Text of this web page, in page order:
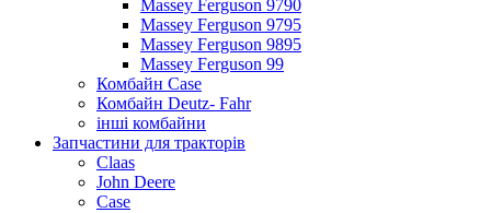
Massey Ferguson 9790
Massey Ferguson 9795
Massey Ferguson 9895
Massey Ferguson 99
Комбайн Case
Комбайн Deutz- Fahr
інші комбайни
Запчастини для тракторів
Claas
John Deere
Case